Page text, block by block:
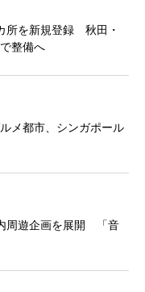
所を新規登録 秋田・
整備へ
メ都市、シンガポール
周遊企画を展開 「音